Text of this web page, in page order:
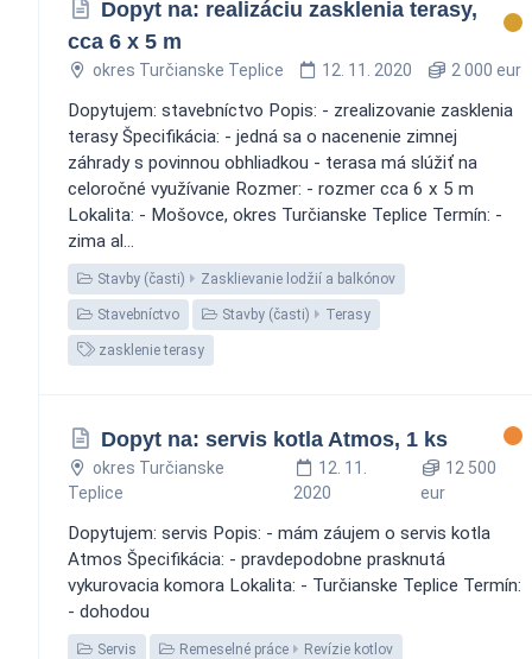
Dopyt na: realizáciu zasklenia terasy,
cca 6 x 5 m
okres Turčianske Teplice 12. 11. 2020 2 000 eur
Dopytujem: stavebníctvo Popis: - zrealizovanie zasklenia
terasy Špecifikácia: - jedná sa o nacenenie zimnej
záhrady s povinnou obhliadkou - terasa má slúžiť na
celoročné využívanie Rozmer: - rozmer cca 6 x 5 m
Lokalita: - Mošovce, okres Turčianske Teplice Termín: -
zima al...
Stavby (časti) Zasklievanie lodžií a balkónov
Stavebníctvo Stavby (časti) Terasy
zasklenie terasy
Dopyt na: servis kotla Atmos, 1 ks
okres Turčianske
Teplice
12. 11.
2020
12 500
eur
Dopytujem: servis Popis: - mám záujem o servis kotla
Atmos Špecifikácia: - pravdepodobne prasknutá
vykurovacia komora Lokalita: - Turčianske Teplice Termín:
- dohodou
Servis Remeselné práce Revízie kotlov